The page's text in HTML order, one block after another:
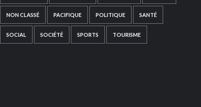
NON CLASSÉ PACIFIQUE POLITIQUE SANTÉ
SOCIAL SOCIÉTÉ SPORTS TOURISME